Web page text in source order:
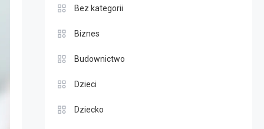
Bez kategorii
Biznes
Budownictwo
Dzieci
Dziecko